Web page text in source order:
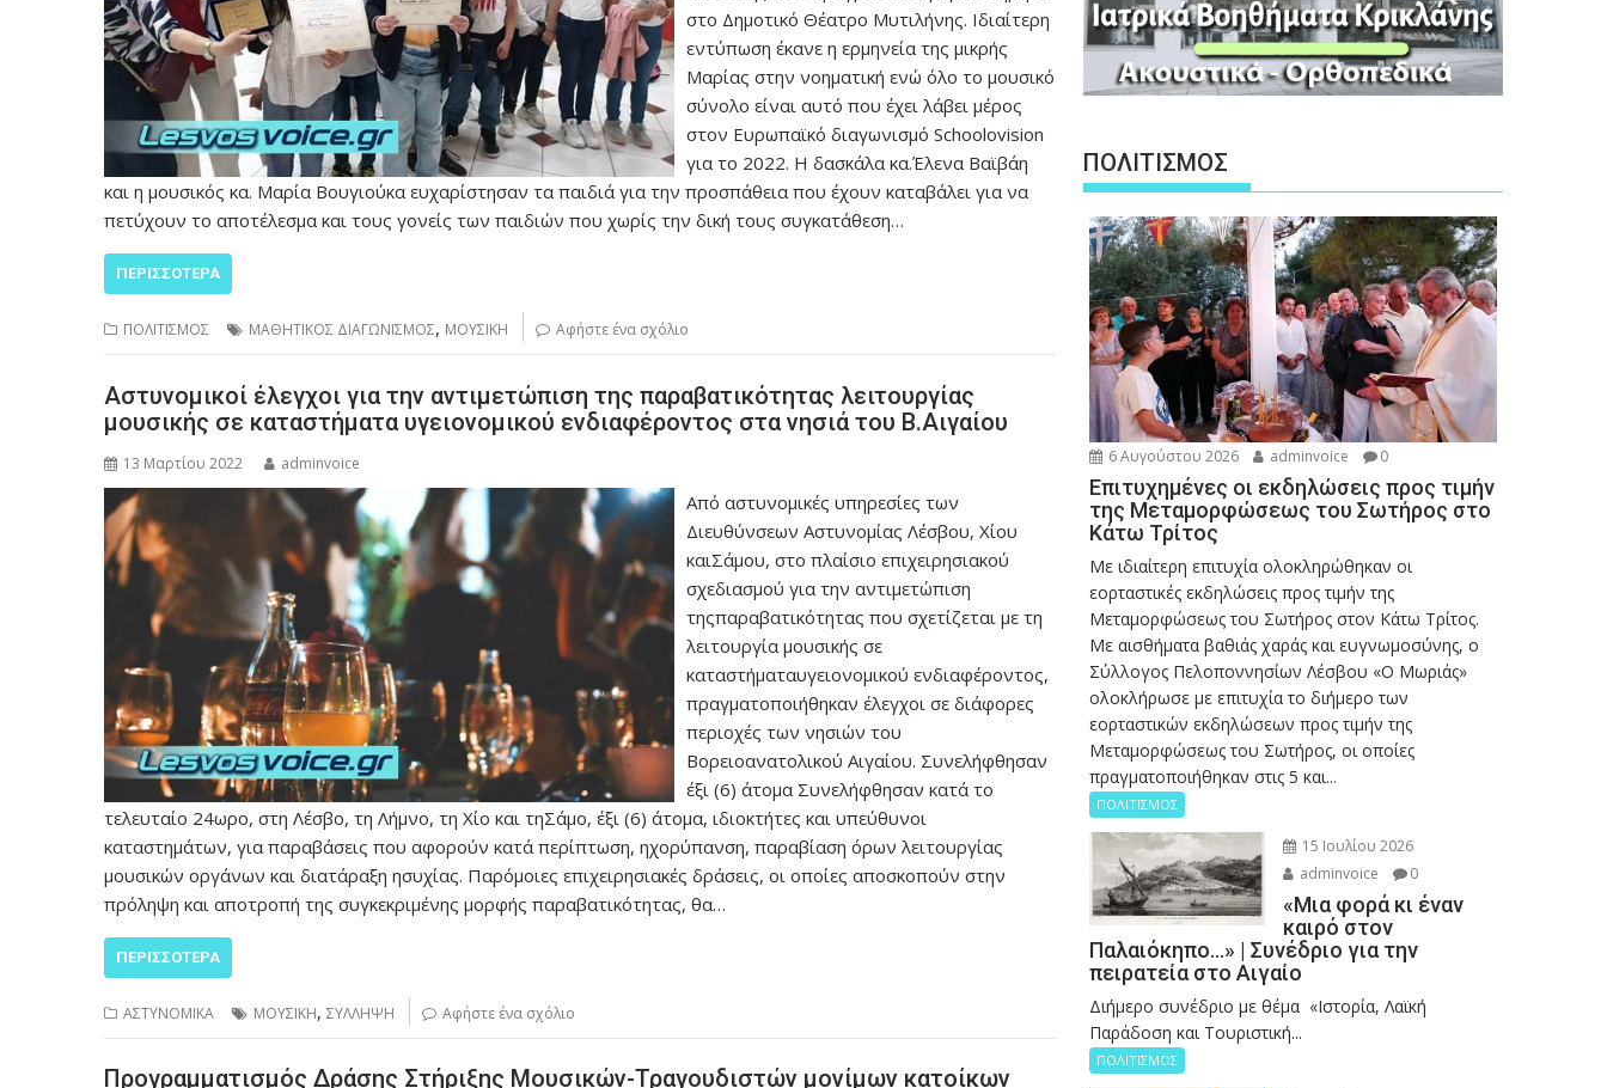
στο Δημοτικό Θέατρο Μυτιλήνης. Ιδιαίτερη
εντύπωση έκανε η ερμηνεία της μικρής
Μαρίας στην νοηματική ενώ όλο το μουσικό
σύνολο είναι αυτό που έχει λάβει μέρος
στον Ευρωπαϊκό διαγωνισμό Schoolovision
για το 2022. Η δασκάλα κα.Έλενα Βαϊβάη
και η μουσικός κα. Μαρία Βουγιούκα ευχαρίστησαν τα παιδιά για την προσπάθεια που έχουν καταβάλει για να
πετύχουν το αποτέλεσμα και τους γονείς των παιδιών που χωρίς την δική τους συγκατάθεση…
ΠΕΡΙΣΣΌΤΕΡΑ
ΠΟΛΙΤΙΣΜΟΣ ΜΑΘΗΤΙΚΟΣ ΔΙΑΓΩΝΙΣΜΟΣ, ΜΟΥΣΙΚΗ Αφήστε ένα σχόλιο
Αστυνομικοί έλεγχοι για την αντιμετώπιση της παραβατικότητας λειτουργίας
μουσικής σε καταστήματα υγειονομικού ενδιαφέροντος στα νησιά του Β.Αιγαίου
13 Μαρτίου 2022 adminvoice
Από αστυνομικές υπηρεσίες των
Διευθύνσεων Αστυνομίας Λέσβου, Χίου
καιΣάμου, στο πλαίσιο επιχειρησιακού
σχεδιασμού για την αντιμετώπιση
τηςπαραβατικότητας που σχετίζεται με τη
λειτουργία μουσικής σε
καταστήματαυγειονομικού ενδιαφέροντος,
πραγματοποιήθηκαν έλεγχοι σε διάφορες
περιοχές των νησιών του
Βορειοανατολικού Αιγαίου. Συνελήφθησαν
έξι (6) άτομα Συνελήφθησαν κατά το
τελευταίο 24ωρο, στη Λέσβο, τη Λήμνο, τη Χίο και τηΣάμο, έξι (6) άτομα, ιδιοκτήτες και υπεύθυνοι
καταστημάτων, για παραβάσεις που αφορούν κατά περίπτωση, ηχορύπανση, παραβίαση όρων λειτουργίας
μουσικών οργάνων και διατάραξη ησυχίας. Παρόμοιες επιχειρησιακές δράσεις, οι οποίες αποσκοπούν στην
πρόληψη και αποτροπή της συγκεκριμένης μορφής παραβατικότητας, θα…
ΠΕΡΙΣΣΌΤΕΡΑ
ΑΣΤΥΝΟΜΙΚΑ ΜΟΥΣΙΚΗ, ΣΥΛΛΗΨΗ Αφήστε ένα σχόλιο
Προγραμματισμός Δράσης Στήριξης Μουσικών-Τραγουδιστών μονίμων κατοίκων
ΠΟΛΙΤΙΣΜΟΣ
6 Αυγούστου 2026 adminvoice 0
Επιτυχημένες οι εκδηλώσεις προς τιμήν
της Μεταμορφώσεως του Σωτήρος στο
Κάτω Τρίτος
Με ιδιαίτερη επιτυχία ολοκληρώθηκαν οι
εορταστικές εκδηλώσεις προς τιμήν της
Μεταμορφώσεως του Σωτήρος στον Κάτω Τρίτος.
Με αισθήματα βαθιάς χαράς και ευγνωμοσύνης, ο
Σύλλογος Πελοποννησίων Λέσβου «Ο Μωριάς»
ολοκλήρωσε με επιτυχία το διήμερο των
εορταστικών εκδηλώσεων προς τιμήν της
Μεταμορφώσεως του Σωτήρος, οι οποίες
πραγματοποιήθηκαν στις 5 και...
ΠΟΛΙΤΙΣΜΟΣ
15 Ιουλίου 2026
adminvoice
0
«Μια φορά κι έναν
καιρό στον
Παλαιόκηπο…» | Συνέδριο για την
πειρατεία στο Αιγαίο
Διήμερο συνέδριο με θέμα «Ιστορία, Λαϊκή
Παράδοση και Τουριστική...
ΠΟΛΙΤΙΣΜΟΣ